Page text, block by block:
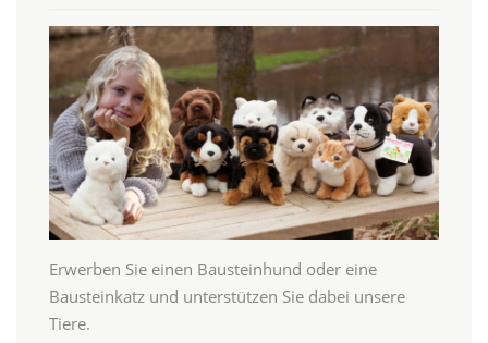
Erwerben Sie einen Bausteinhund oder eine
Bausteinkatz und unterstützen Sie dabei unsere
Tiere.